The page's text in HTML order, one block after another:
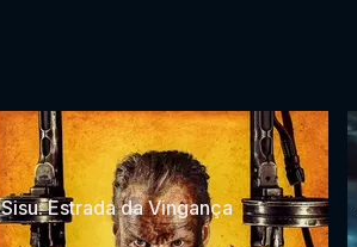
Sisu: Estrada da Vingança